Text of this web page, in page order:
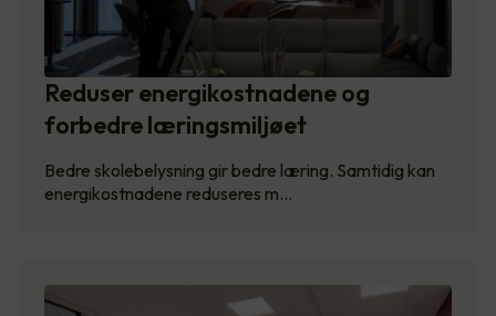
Reduser energikostnadene og
forbedre læringsmiljøet
Bedre skolebelysning gir bedre læring. Samtidig kan
energikostnadene reduseres m…